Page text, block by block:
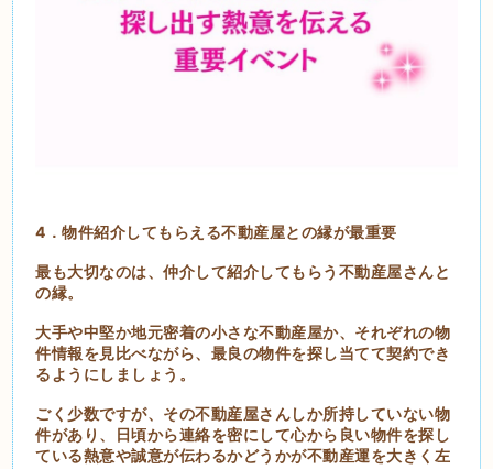
4．物件紹介してもらえる不動産屋との縁が最重要
最も大切なのは、仲介して紹介してもらう不動産屋さんと
の縁。
大手や中堅か地元密着の小さな不動産屋か、それぞれの物
件情報を見比べながら、最良の物件を探し当てて契約でき
るようにしましょう。
ごく少数ですが、その不動産屋さんしか所持していない物
件があり、日頃から連絡を密にして心から良い物件を探し
ている熱意や誠意が伝わるかどうかが不動産運を大きく左